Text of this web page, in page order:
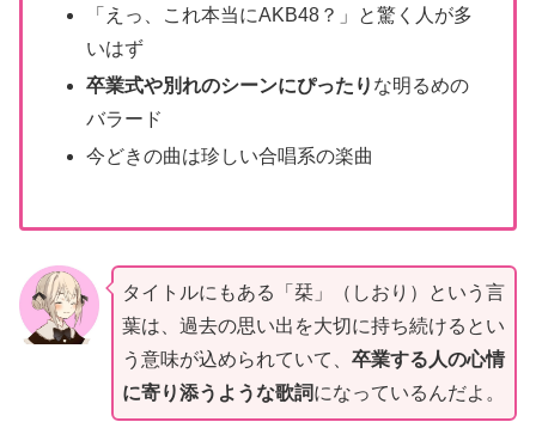
「えっ、これ本当にAKB48？」と驚く人が多
いはず
卒業式や別れのシーンにぴったり な明るめの
バラード
今どきの曲は珍しい合唱系の楽曲
タイトルにもある「栞」（しおり）という言
葉は、過去の思い出を大切に持ち続けるとい
う意味が込められていて、 卒業する人の心情
に寄り添うような歌詞になっているんだよ。